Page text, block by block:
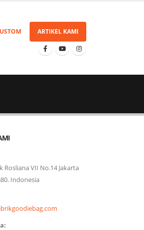
ARTIKEL KAMI
Rosliana VII No.14 Jakarta
Indonesia